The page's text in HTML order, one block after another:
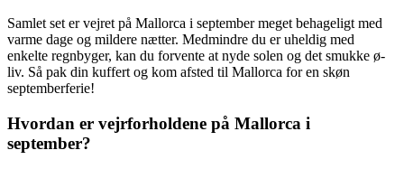
Samlet set er vejret på Mallorca i september meget behageligt med
varme dage og mildere nætter. Medmindre du er uheldig med
enkelte regnbyger, kan du forvente at nyde solen og det smukke ø-
liv. Så pak din kuffert og kom afsted til Mallorca for en skøn
septemberferie!
Hvordan er vejrforholdene på Mallorca i
september?